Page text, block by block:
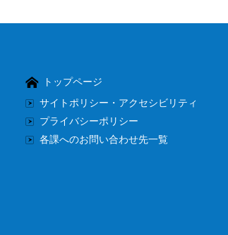
トップページ
サイトポリシー・アクセシビリティ
プライバシーポリシー
各課へのお問い合わせ先一覧